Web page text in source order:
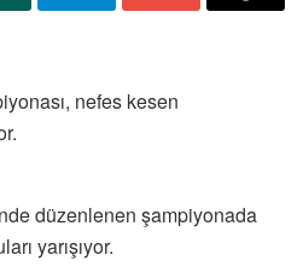
nefes kesen
düzenlenen şampiyonada
yarışıyor.